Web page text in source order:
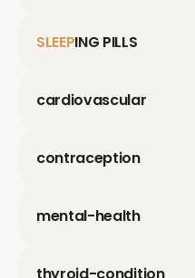
SLEEPING PILLS
cardiovascular
contraception
mental-health